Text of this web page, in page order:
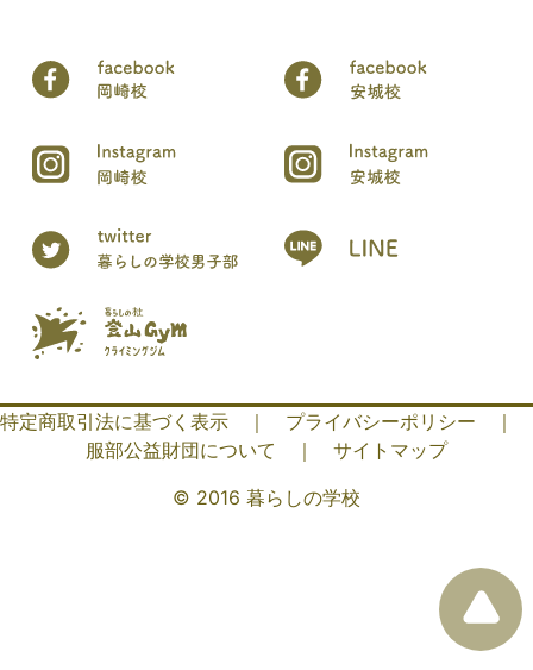
特定商取引法に基づく表示 ｜ プライバシーポリシー
｜
服部公益財団について
｜
サイトマップ
© 2016 暮らしの学校